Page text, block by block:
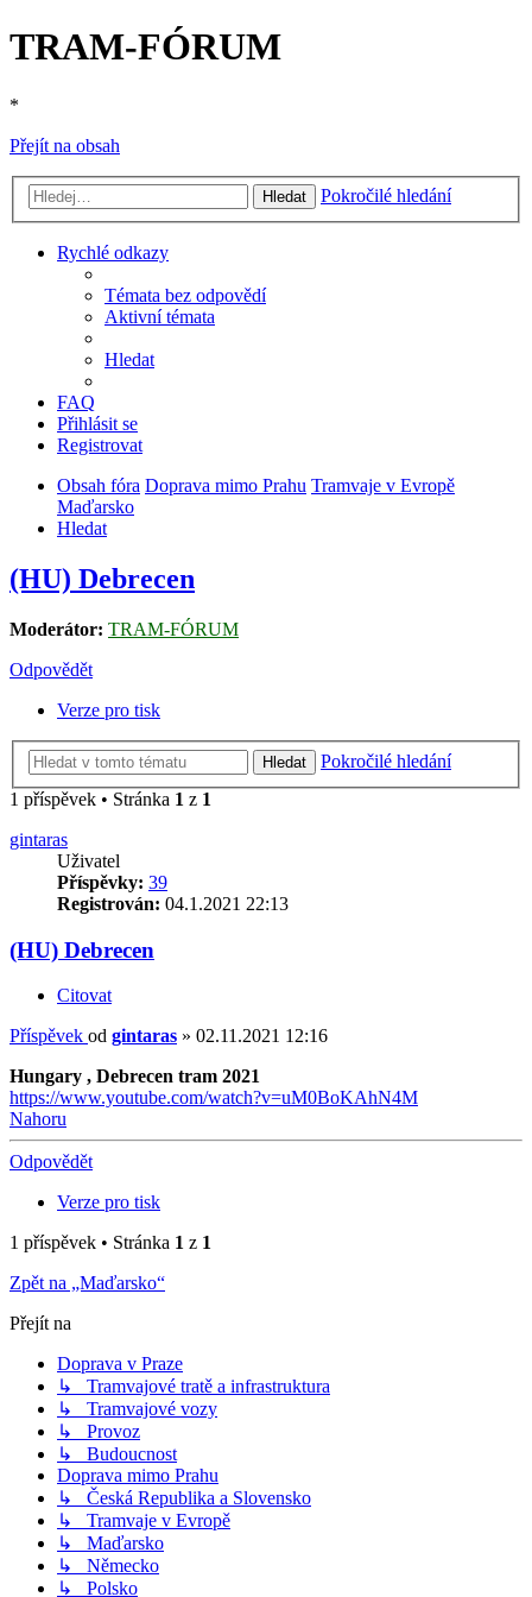
TRAM-FÓRUM
*
Přejít na obsah
Hledat Pokročilé hledání
Rychlé odkazy
Témata bez odpovědí
Aktivní témata
Hledat
FAQ
Přihlásit se
Registrovat
Obsah fóra Doprava mimo Prahu Tramvaje v Evropě
Maďarsko
Hledat
(HU) Debrecen
Moderátor: TRAM-FÓRUM
Odpovědět
Verze pro tisk
Hledat
Pokročilé hledání
1 příspěvek • Stránka 1 z 1
gintaras
Uživatel
Příspěvky: 39
Registrován: 04.1.2021 22:13
(HU) Debrecen
Citovat
Příspěvek od gintaras » 02.11.2021 12:16
Hungary , Debrecen tram 2021
https://www.youtube.com/watch?v=uM0BoKAhN4M
Nahoru
Odpovědět
Verze pro tisk
1 příspěvek • Stránka 1 z 1
Zpět na „Maďarsko“
Přejít na
Doprava v Praze
↳ Tramvajové tratě a infrastruktura
↳ Tramvajové vozy
↳ Provoz
↳ Budoucnost
Doprava mimo Prahu
↳ Česká Republika a Slovensko
↳ Tramvaje v Evropě
↳ Maďarsko
↳ Německo
↳ Polsko